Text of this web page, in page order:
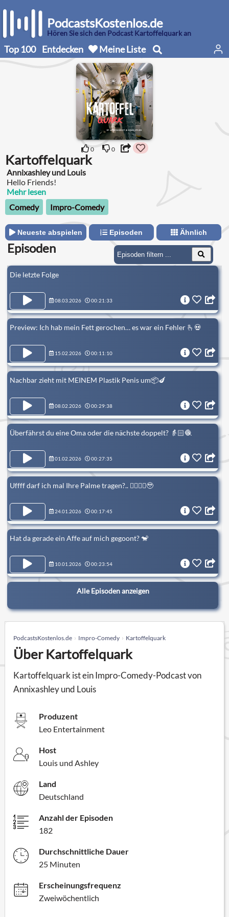
PodcastsKostenlos.de
Hören Sie sich den Podcast Kartoffelquark an
Top 100 Entdecken Meine Liste
0 0
Kartoffelquark
Annixashley und Louis
Hello Friends!
Mehr lesen
Comedy
Impro-Comedy
Neueste abspielen Episoden Ähnlich
Episoden
Die letzte Folge
08.03.2026 00:21:33
Preview: Ich hab mein Fett gerochen… es war ein Fehler 🫰💀
15.02.2026 00:11:10
Nachbar zieht mit MEINEM Plastik Penis um📦🍆
08.02.2026 00:29:38
Überfährst du eine Oma oder die nächste doppelt? 👵🏻🧶
01.02.2026 00:27:35
Uffff darf ich mal Ihre Palme tragen?.. 👉🏻👈🏻🥹
24.01.2026 00:17:45
Hat da gerade ein Affe auf mich gegoont? 🐒
10.01.2026 00:23:54
Alle Episoden anzeigen
PodcastsKostenlos.de Impro-Comedy Kartoffelquark
Über Kartoffelquark
Kartoffelquark ist ein Impro-Comedy-Podcast von
Annixashley und Louis
Produzent
Leo Entertainment
Host
Louis und Ashley
Land
Deutschland
Anzahl der Episoden
182
Durchschnittliche Dauer
25 Minuten
Erscheinungsfrequenz
Zweiwöchentlich